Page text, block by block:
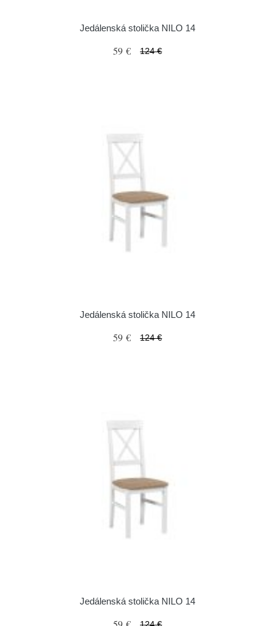
Jedálenská stolička NILO 14
59 € 124 €
Jedálenská stolička NILO 14
59 € 124 €
Jedálenská stolička NILO 14
124 €